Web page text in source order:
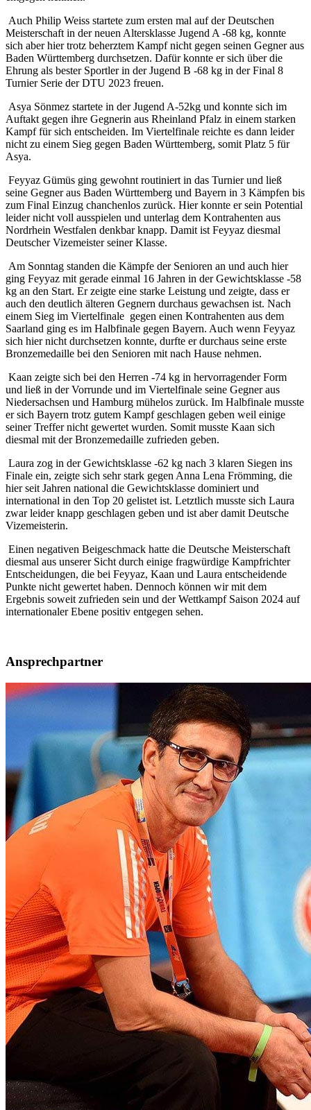
Auch Philip Weiss startete zum ersten mal auf der Deutschen
Meisterschaft in der neuen Altersklasse Jugend A -68 kg, konnte
sich aber hier trotz beherztem Kampf nicht gegen seinen Gegner aus
Baden Württemberg durchsetzen. Dafür konnte er sich über die
Ehrung als bester Sportler in der Jugend B -68 kg in der Final 8
Turnier Serie der DTU 2023 freuen.
Asya Sönmez startete in der Jugend A-52kg und konnte sich im
Auftakt gegen ihre Gegnerin aus Rheinland Pfalz in einem starken
Kampf für sich entscheiden. Im Viertelfinale reichte es dann leider
nicht zu einem Sieg gegen Baden Württemberg, somit Platz 5 für
Asya.
Feyyaz Gümüs ging gewohnt routiniert in das Turnier und ließ
seine Gegner aus Baden Württemberg und Bayern in 3 Kämpfen bis
zum Final Einzug chanchenlos zurück. Hier konnte er sein Potential
leider nicht voll ausspielen und unterlag dem Kontrahenten aus
Nordrhein Westfalen denkbar knapp. Damit ist Feyyaz diesmal
Deutscher Vizemeister seiner Klasse.
Am Sonntag standen die Kämpfe der Senioren an und auch hier
ging Feyyaz mit gerade einmal 16 Jahren in der Gewichtsklasse -58
kg an den Start. Er zeigte eine starke Leistung und zeigte, dass er
auch den deutlich älteren Gegnern durchaus gewachsen ist. Nach
einem Sieg im Viertelfinale gegen einen Kontrahenten aus dem
Saarland ging es im Halbfinale gegen Bayern. Auch wenn Feyyaz
sich hier nicht durchsetzen konnte, durfte er durchaus seine erste
Bronzemedaille bei den Senioren mit nach Hause nehmen.
Kaan zeigte sich bei den Herren -74 kg in hervorragender Form
und ließ in der Vorrunde und im Viertelfinale seine Gegner aus
Niedersachsen und Hamburg mühelos zurück. Im Halbfinale musste
er sich Bayern trotz gutem Kampf geschlagen geben weil einige
seiner Treffer nicht gewertet wurden. Somit musste Kaan sich
diesmal mit der Bronzemedaille zufrieden geben.
Laura zog in der Gewichtsklasse -62 kg nach 3 klaren Siegen ins
Finale ein, zeigte sich sehr stark gegen Anna Lena Frömming, die
hier seit Jahren national die Gewichtsklasse dominiert und
international in den Top 20 gelistet ist. Letztlich musste sich Laura
zwar leider knapp geschlagen geben und ist aber damit Deutsche
Vizemeisterin.
Einen negativen Beigeschmack hatte die Deutsche Meisterschaft
diesmal aus unserer Sicht durch einige fragwürdige Kampfrichter
Entscheidungen, die bei Feyyaz, Kaan und Laura entscheidende
Punkte nicht gewertet haben. Dennoch können wir mit dem
Ergebnis soweit zufrieden sein und der Wettkampf Saison 2024 auf
internationaler Ebene positiv entgegen sehen.
Ansprechpartner